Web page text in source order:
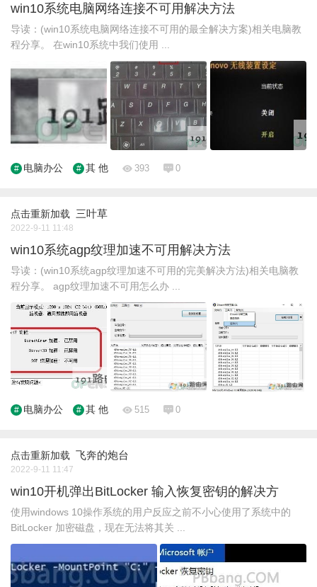
win10系统电脑网络连接不可用解决方法
导读：(win10系统电脑网络连接不可用的最全解决方案)相关电脑教
程分享。 在win10系统中我们使用 ...
电脑办公 其 他 393 0
点击重新加载 三叶草
2022-9-11 11:48
win10系统agp纹理加速不可用解决方法
导读：(win10系统agp纹理加速不可用的完美解决方法)相关电脑教
程分享。 agp纹理加速不可用怎么办 ...
电脑办公 其 他 515 0
点击重新加载 飞奔的炮台
2022-9-11 11:47
win10开机弹出BitLocker 输入恢复密钥的解决方
使用windows 10操作系统的用户反应之前不小心使用了系统中的
BitLocker 加密磁盘，现在无法将其关 ...